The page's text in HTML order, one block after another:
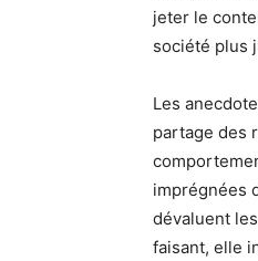
jeter le
société plus
Les
partage des
imprégnées
dévaluent
faisant, elle